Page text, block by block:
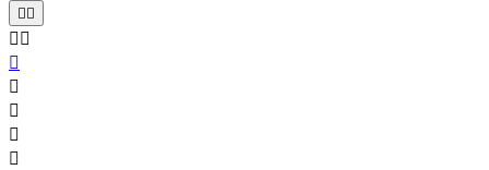
 
 




